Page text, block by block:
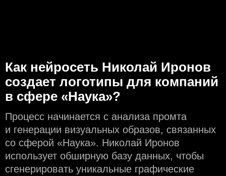
Как нейросеть Николай Иронов
создаeт логотипы для компаний
в сфере «Наука»?
Процесс начинается с анализа промта
и генерации визуальных образов, связанных
со сферой «Наука». Николай Иронов
использует обширную базу данных, чтобы
сгенерировать уникальные графические